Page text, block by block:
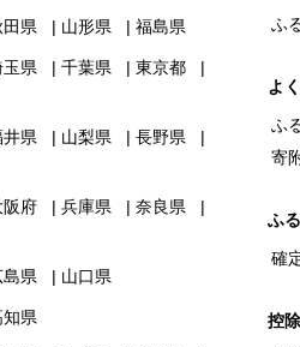
田県 山形県 福島県
玉県 千葉県
東京都
井県 山梨県
長野県
阪府 兵庫県
奈良県
島県 山口県
知県
ふ
よ
ふ
寄
ふ
確
控